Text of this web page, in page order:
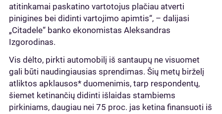
atitinkamai paskatino vartotojus plačiau atverti
pinigines bei didinti vartojimo apimtis“, – dalijasi
„Citadele“ banko ekonomistas Aleksandras
Izgorodinas.
Vis dėlto, pirkti automobilį iš santaupų ne visuomet
gali būti naudingiausias sprendimas. Šių metų birželį
atliktos apklausos* duomenimis, tarp respondentų,
šiemet ketinančių didinti išlaidas stambiems
pirkiniams, daugiau nei 75 proc. jas ketina finansuoti iš